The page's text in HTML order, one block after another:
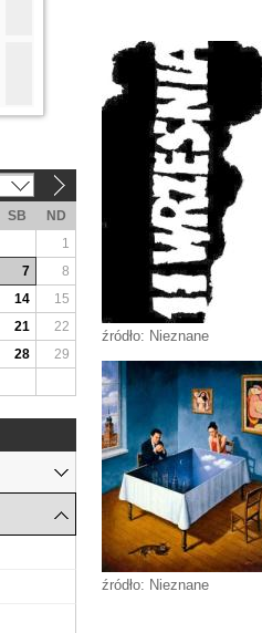
źródło: Nieznane
źródło: Nieznane
SB
ND
1
7
8
14
15
21
22
28
29